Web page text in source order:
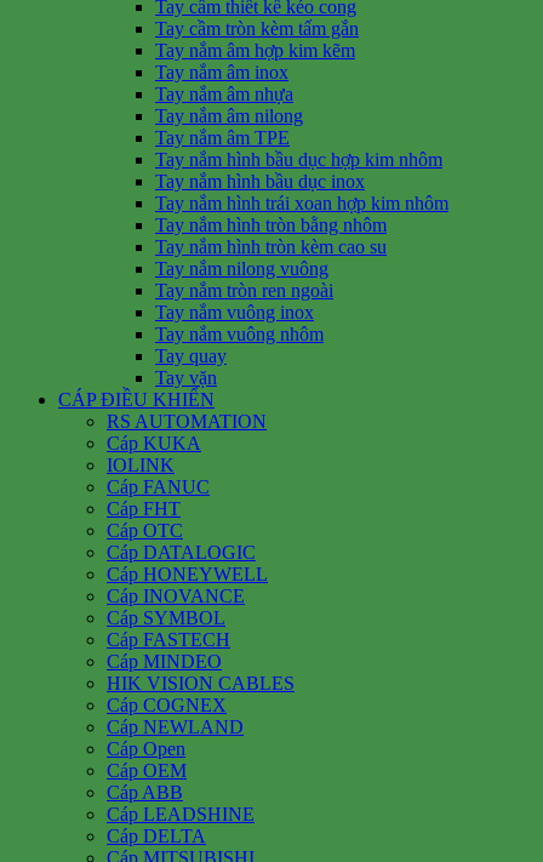
Tay cầm thiết kế kéo cong
Tay cầm tròn kèm tấm gắn
Tay nắm âm hợp kim kẽm
Tay nắm âm inox
Tay nắm âm nhựa
Tay nắm âm nilong
Tay nắm âm TPE
Tay nắm hình bầu dục hợp kim nhôm
Tay nắm hình bầu dục inox
Tay nắm hình trái xoan hợp kim nhôm
Tay nắm hình tròn bằng nhôm
Tay nắm hình tròn kèm cao su
Tay nắm nilong vuông
Tay nắm tròn ren ngoài
Tay nắm vuông inox
Tay nắm vuông nhôm
Tay quay
Tay vặn
CÁP ĐIỀU KHIỂN
RS AUTOMATION
Cáp KUKA
IOLINK
Cáp FANUC
Cáp FHT
Cáp OTC
Cáp DATALOGIC
Cáp HONEYWELL
Cáp INOVANCE
Cáp SYMBOL
Cáp FASTECH
Cáp MINDEO
HIK VISION CABLES
Cáp COGNEX
Cáp NEWLAND
Cáp Open
Cáp OEM
Cáp ABB
Cáp LEADSHINE
Cáp DELTA
Cáp MITSUBISHI